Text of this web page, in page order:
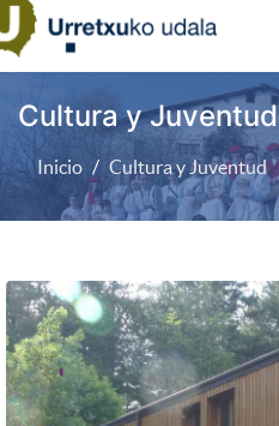
Cultura y Juventud
Inicio Cultura y Juventud